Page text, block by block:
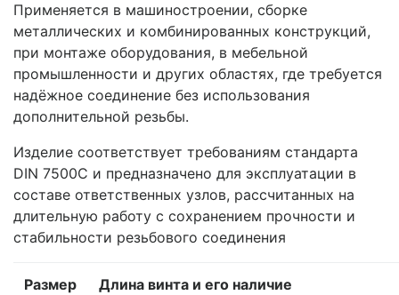
Применяется в машиностроении, сборке
металлических и комбинированных конструкций,
при монтаже оборудования, в мебельной
промышленности и других областях, где требуется
надёжное соединение без использования
дополнительной резьбы.
Изделие соответствует требованиям стандарта
DIN 7500C и предназначено для эксплуатации в
составе ответственных узлов, рассчитанных на
длительную работу с сохранением прочности и
стабильности резьбового соединения
Размер
Длина винта и его наличие